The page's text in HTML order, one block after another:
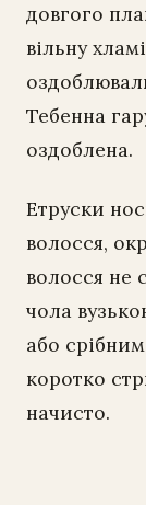
довгого
вільну
Тебенна
оздоблена.
Етруски
волосся,
волосся не
чола
або
коротко
начисто.